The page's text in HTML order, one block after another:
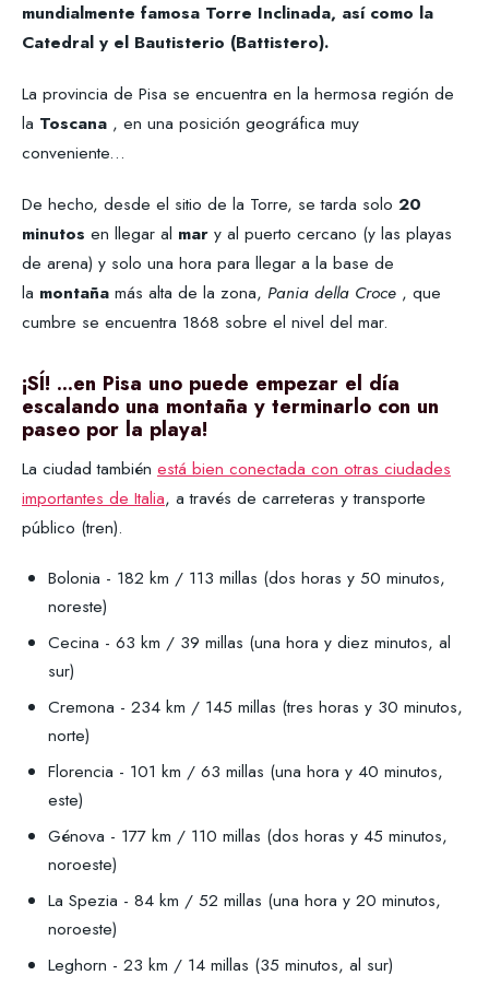
mundialmente famosa Torre Inclinada, así como la
Catedral y el Bautisterio (Battistero).
La provincia de Pisa se encuentra en la hermosa región de
la Toscana , en una posición geográfica muy
conveniente...
De hecho, desde el sitio de la Torre, se tarda solo 20
minutos en llegar al mar y al puerto cercano (y las playas
de arena) y solo una hora para llegar a la base de
la montaña más alta de la zona, Pania della Croce , que
cumbre se encuentra 1868 sobre el nivel del mar.
¡SÍ! ...en Pisa uno puede empezar el día
escalando una montaña y terminarlo con un
paseo por la playa!
La ciudad también está bien conectada con otras ciudades
importantes de Italia, a través de carreteras y transporte
público (tren).
Bolonia - 182 km / 113 millas (dos horas y 50 minutos,
noreste)
Cecina - 63 km / 39 millas (una hora y diez minutos, al
sur)
Cremona - 234 km / 145 millas (tres horas y 30 minutos,
norte)
Florencia - 101 km / 63 millas (una hora y 40 minutos,
este)
Génova - 177 km / 110 millas (dos horas y 45 minutos,
noroeste)
La Spezia - 84 km / 52 millas (una hora y 20 minutos,
noroeste)
Leghorn - 23 km / 14 millas (35 minutos, al sur)